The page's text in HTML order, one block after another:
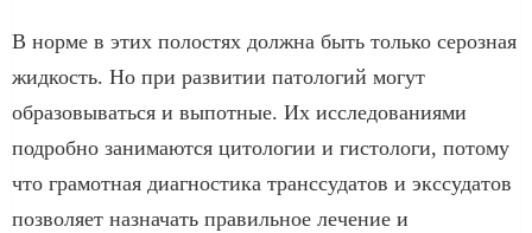
В норме в этих полостях должна быть только серозная
жидкость. Но при развитии патологий могут
образовываться и выпотные. Их исследованиями
подробно занимаются цитологии и гистологи, потому
что грамотная диагностика транссудатов и экссудатов
позволяет назначать правильное лечение и